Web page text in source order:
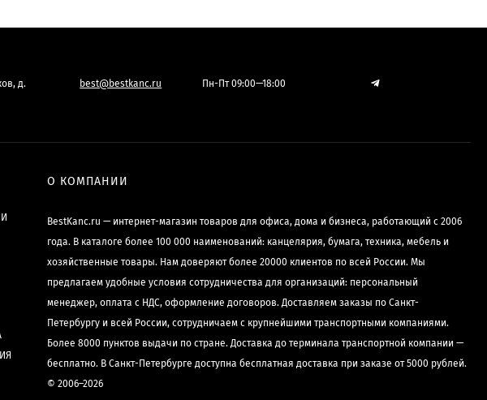
д.
best@bestkanc.ru Пн-Пт 09:00—18:00
О КОМПАНИИ
BestKanc.ru — интернет-магазин товаров для офиса, дома и бизнеса, работающий с 2006
года. В каталоге более 100 000 наименований: канцелярия, бумага, техника, мебель и
хозяйственные товары. Нам доверяют более 20000 клиентов по всей России. Мы
предлагаем удобные условия сотрудничества для организаций: персональный
менеджер, оплата с НДС, оформление договоров. Доставляем заказы по Санкт-
Петербургу и всей России, сотрудничаем с крупнейшими транспортными компаниями.
Более 8000 пунктов выдачи по стране. Доставка до терминала транспортной компании —
бесплатно. В Санкт-Петербурге доступна бесплатная доставка при заказе от 5000 рублей.
© 2006–2026